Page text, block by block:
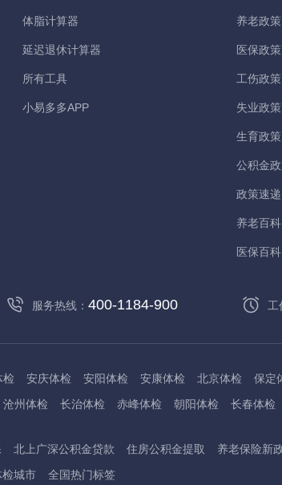
体脂计算器
延迟退休计算器
所有工具
小易多多APP
养老政策
医保政策
工伤政策
失业政策
生育政策
公积金
政策速递
养老百科
医保百科
服务热线： 400-1184-900 工
检 安庆体检 安阳体检 安康体检 北京体检 保定
沧州体检 长治体检 赤峰体检 朝阳体检 长春体检
防城港体检 赣州体检 广州体检 桂林体检 贵港体
杭州体检 湖州体检
北上广深公积金贷款 住房公积金提取 养老保险新
城市 全国热门标签